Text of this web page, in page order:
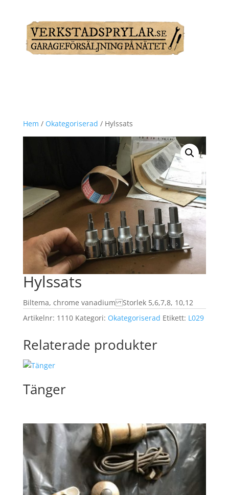
Hem / Okategoriserad / Hylssats
Hylssats
Biltema, chrome vanadium Storlek 5,6,7,8, 10,12
Artikelnr: 1110 Kategori: Okategoriserad Etikett: L029
Relaterade produkter
Tänger